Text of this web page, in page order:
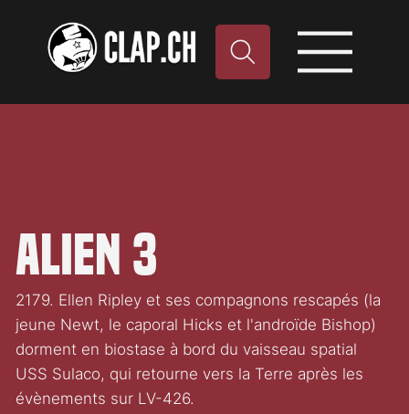
Alien 3
2179. Ellen Ripley et ses compagnons rescapés (la
jeune Newt, le caporal Hicks et l'androïde Bishop)
dorment en biostase à bord du vaisseau spatial
USS Sulaco, qui retourne vers la Terre après les
évènements sur LV-426.